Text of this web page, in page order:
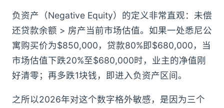
负资产（Negative Equity）的定义非常直观：未偿
还贷款余额 > 房产当前市场估值。如果一处悉尼公
寓购买价为$850,000，贷款80%即$680,000，当
市场估值下跌20%至$680,000时，业主的净值刚
好清零；再多跌1块钱，即进入负资产区间。
之所以2026年对这个数字格外敏感，是因为三个